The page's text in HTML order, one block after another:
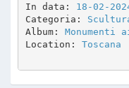
In data: 18-02-
Categoria:
Album: Monumenti
Location: Toscana